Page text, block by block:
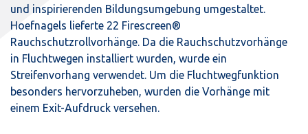
und inspirierenden Bildungsumgebung umgestaltet.
Hoefnagels lieferte 22 Firescreen®
Rauchschutzrollvorhänge. Da die Rauchschutzvorhänge
in Fluchtwegen installiert wurden, wurde ein
Streifenvorhang verwendet. Um die Fluchtwegfunktion
besonders hervorzuheben, wurden die Vorhänge mit
einem Exit-Aufdruck versehen.